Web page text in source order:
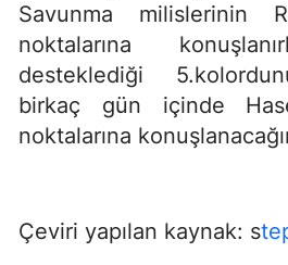
Savunma milislerinin
noktalarına
desteklediği
birkaç gün içinde
noktalarına
Çeviri yapılan kaynak: s